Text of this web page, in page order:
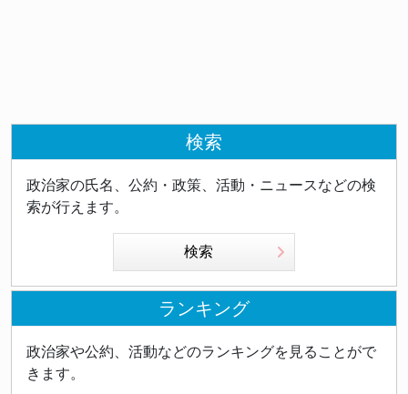
検索
政治家の氏名、公約・政策、活動・ニュースなどの検
索が行えます。
検索
ランキング
政治家や公約、活動などのランキングを見ることがで
きます。